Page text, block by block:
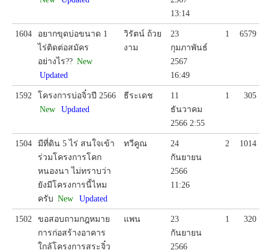
13:14
1604
อยากขุดบ่อขนาด 1
ไร่ติดต่อสมัคร
อย่างไร?? New
Updated
วิรัตน์ ถ้วย
งาม
23
กุมภาพันธ์
2567
16:49
1 6579
1592
โครงการบ่อจิ๋วปี 2566
New
Updated
ธีระเดช
11
ธันวาคม
2566 2:55
1 305
1504
มีที่ดิน 5 ไร่ สนใจเข้า
ร่วมโครงการโคก
หนองนา ไม่ทราบว่า
ยังมีโครงการนี้ไหม
ครับ New Updated
ทวีคูณ
24
กันยายน
2566
11:26
2 1014
1502
ขอสอบถามกฎหมาย
การก่อสร้างอาคาร
ใกล้โครงการสระจิ๋ว
แพน
23
กันยายน
2566
1 320